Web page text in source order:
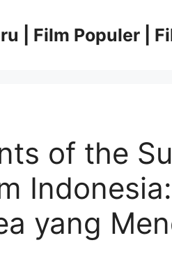
| Film Populer |
of the
yang